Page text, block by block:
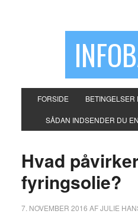
FORSIDE BETINGELSER
SÅDAN INDSENDER DU
Hvad
fyringsolie?
7. NOVEMBER 2016 AFJULIE